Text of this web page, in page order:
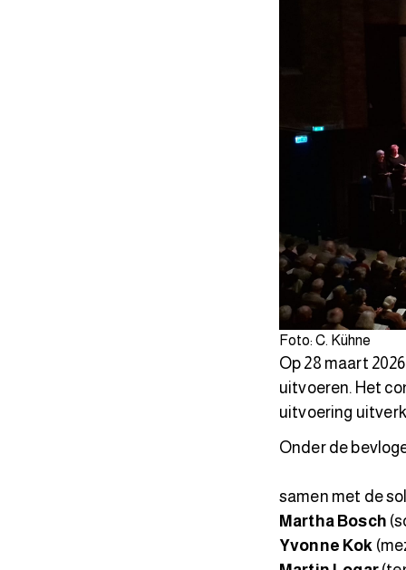
Foto: C. Kühne
Op 28 maart
uitvoeren. Het
uitvoering
Onder de
samen met de
Martha Bosch
Yvonne Kok